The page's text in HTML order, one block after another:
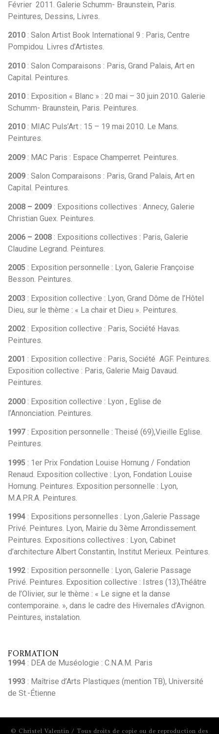
Février 2011. Galerie Schumm- Braunstein, Paris.
Peintures, Dessins, Livres.
2010 : Salon Artist Book International 9 : Paris, Centre
Pompidou. Livres d’Artistes.
2010 : Salon Comparaisons : Paris, Grand Palais, Art en
Capital. Peintures.
2010 : Exposition « Blanc » : 20 mai – 30 juin 2010. Galerie
Schumm- Braunstein, Paris. Peintures.
2010 : MIAC Puls’Art : 15 – 19 mai 2010. Le Mans.
Peintures.
2009 : MAC Paris : Espace Champerret. Peintures.
2009 : Salon Comparaisons : Paris, Grand Palais, Art en
Capital. Peintures.
2008 – 2009 : Expositions collectives : Annecy, Galerie
Christian Guex. Peintures.
2006 – 2008 : Expositions collectives : Paris, Galerie
Claudine Legrand. Peintures.
2005 : Exposition personnelle : Lyon, Galerie Françoise
Besson. Peintures.
2003 : Exposition collective : Lyon, Grand Dôme de l’Hôtel
Dieu, sur le thème : « La chair et Dieu ». Peintures.
2002 : Exposition collective : Paris, Société Havas.
Peintures.
2001 : Exposition collective : Paris, Société AGF. Peintures.
Exposition collective : Paris, Galerie Maig Davaud.
Peintures.
2000 : Exposition collective : Lyon , Eglise de
l’Annonciation. Peintures.
1997 : Exposition personnelle : Theisé (69),Vieille Eglise.
Peintures.
1995 : 1er Prix Fondation Louise Hornung / Fondation
Renaud. Exposition collective : Lyon, Fondation Louise
Hornung. Peintures. Exposition personnelle : Lyon,
M.A.P.R.A. Peintures.
1994 : Expositions personnelles : Lyon ,Galerie Passage
Privé. Peintures. Lyon, Mairie du 3ème Arrondissement.
Peintures. Expositions collectives : Lyon, Cabinet
d’architecture Albert Constantin, Institut Merieux. Peintures.
1992 : Exposition personnelle : Lyon, Galerie Passage
Privé. Peintures. Exposition collective : Istres (13),Théâtre
de l’Olivier, sur le thème : « Le signe et la danse
contemporaine. », dans le cadre des Hivernales d’Avignon.
Peintures, instalation.
FORMATION
1994 : DEA de Muséologie : C.N.A.M. Paris
1993 : Maîtrise d’Arts Plastiques (mention TB), Université
de St.-Étienne
© Christel Valentin / Tous droits de copie ou de reproduction des